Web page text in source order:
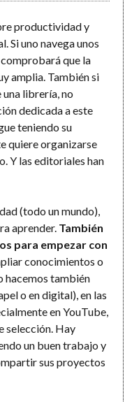
productividad y
Si uno navega unos
que la
amplia. También si
una librería, no
dedicada a este
teniendo su
quiere organizarse
Y las editoriales han
(todo un mundo),
aprender. También
para empezar con
conocimientos o
hacemos también
o en digital), en las
en YouTube,
selección. Hay
un buen trabajo y
sus proyectos